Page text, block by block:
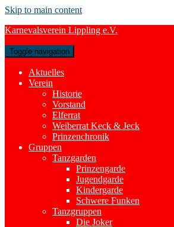
Skip to main content
Karnevalsverein Lippling e.V.
Toggle navigation
Aktuelles
Verein
Historie
Vorstand
Elferrat
Weiberrat Keck & Jeck
Prinzenchronik
Gruppen
Tanzgarden
Prinzengarde
Jugendgarde
Kindergarde
Schwere Funken
Tanzgruppen
Die Joker